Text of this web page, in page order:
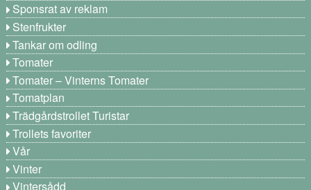
Sponsrat av reklam
Stenfrukter
Tankar om odling
Tomater
Tomater – Vinterns Tomater
Tomatplan
Trädgårdstrollet Turistar
Trollets favoriter
Vår
Vinter
Vintersådd